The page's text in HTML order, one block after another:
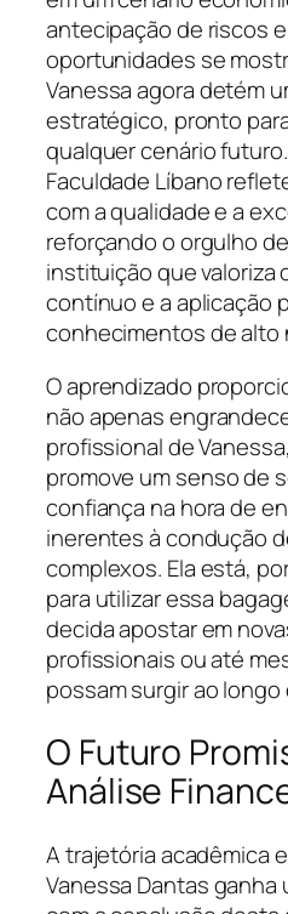
antecipação de riscos
oportunidades se
Vanessa agora detém
estratégico, pronto
qualquer cenário
Faculdade Líbano
com a qualidade e a
reforçando o orgulho
instituição que valoriza
contínuo e a aplicação
conhecimentos de alto
O aprendizado
não apenas
profissional de
promove um senso de
confiança na hora de
inerentes à condução
complexos. Ela está,
para utilizar essa
decida apostar em
profissionais ou até
possam surgir ao longo
O Futuro
Análise
A trajetória acadêmica
Vanessa Dantas